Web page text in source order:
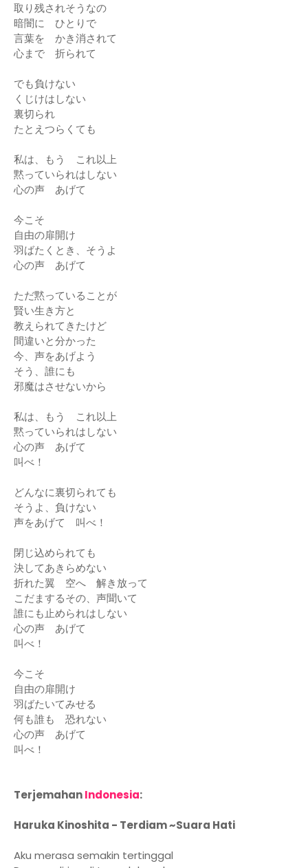
取り残されそうなの
暗闇に ひとりで
言葉を かき消されて
心まで 折られて
でも負けない
くじけはしない
裏切られ
たとえつらくても
私は、もう これ以上
黙っていられはしない
心の声 あげて
今こそ
自由の扉開け
羽ばたくとき、そうよ
心の声 あげて
ただ黙っていることが
賢い生き方と
教えられてきたけど
間違いと分かった
今、声をあげよう
そう、誰にも
邪魔はさせないから
私は、もう これ以上
黙っていられはしない
心の声 あげて
叫べ！
どんなに裏切られても
そうよ、負けない
声をあげて 叫べ！
閉じ込められても
決してあきらめない
折れた翼 空へ 解き放って
こだまするその、声聞いて
誰にも止められはしない
心の声 あげて
叫べ！
今こそ
自由の扉開け
羽ばたいてみせる
何も誰も 恐れない
心の声 あげて
叫べ！
TerjemahanIndonesia:
Haruka Kinoshita - Terdiam ~Suara Hati
Aku merasa semakin tertinggal